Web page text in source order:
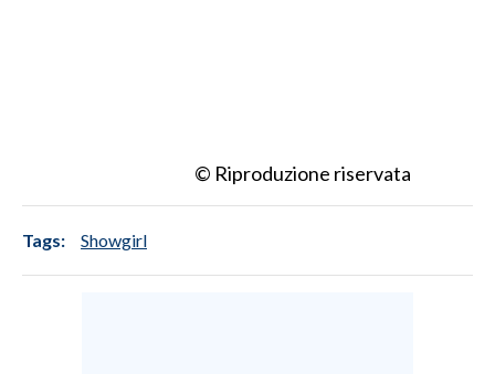
© Riproduzione riservata
Tags: Showgirl